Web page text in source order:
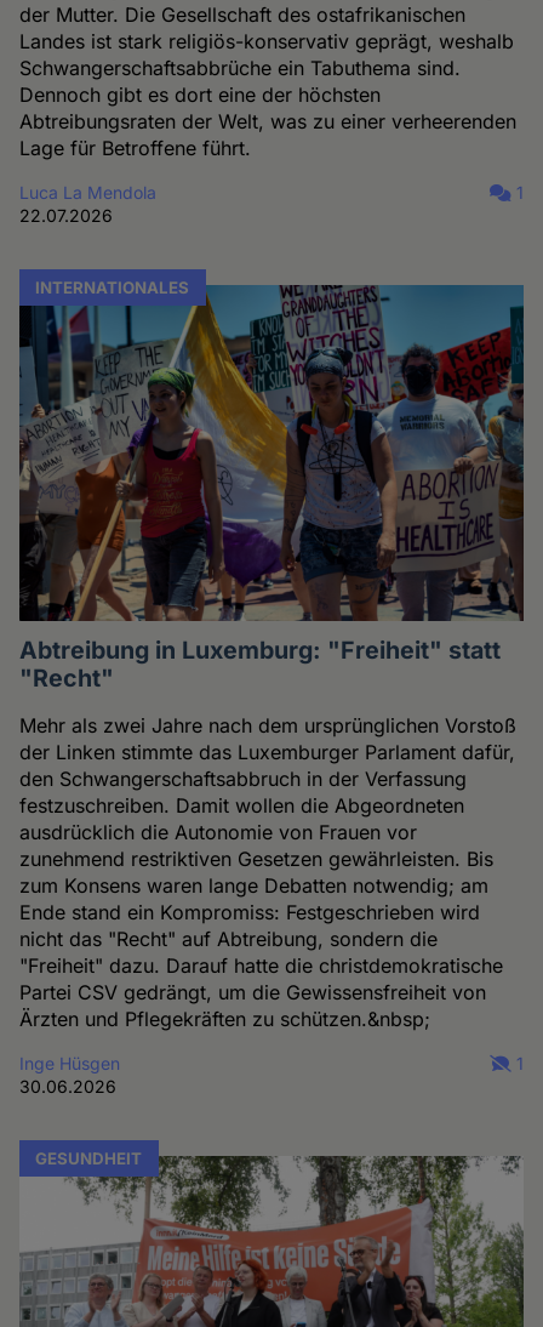
der Mutter. Die Gesellschaft des ostafrikanischen
Landes ist stark religiös-konservativ geprägt, weshalb
Schwangerschaftsabbrüche ein Tabuthema sind.
Dennoch gibt es dort eine der höchsten
Abtreibungsraten der Welt, was zu einer verheerenden
Lage für Betroffene führt.
Luca La Mendola
22.07.2026
1
INTERNATIONALES
Abtreibung in Luxemburg: "Freiheit" statt
"Recht"
Mehr als zwei Jahre nach dem ursprünglichen Vorstoß
der Linken stimmte das Luxemburger Parlament dafür,
den Schwangerschaftsabbruch in der Verfassung
festzuschreiben. Damit wollen die Abgeordneten
ausdrücklich die Autonomie von Frauen vor
zunehmend restriktiven Gesetzen gewährleisten. Bis
zum Konsens waren lange Debatten notwendig; am
Ende stand ein Kompromiss: Festgeschrieben wird
nicht das "Recht" auf Abtreibung, sondern die
"Freiheit" dazu. Darauf hatte die christdemokratische
Partei CSV gedrängt, um die Gewissensfreiheit von
Ärzten und Pflegekräften zu schützen.&nbsp;
Inge Hüsgen
30.06.2026
1
GESUNDHEIT